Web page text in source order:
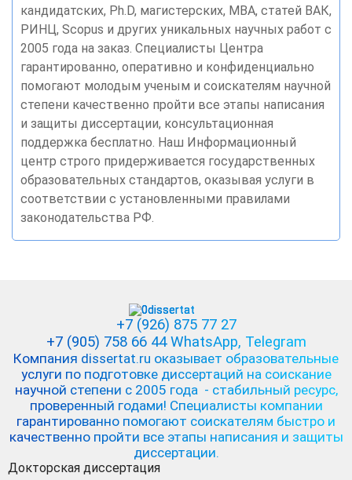
кандидатских, Ph.D, магистерских, MBA, статей ВАК,
РИНЦ, Scopus и других уникальных научных работ с
2005 года на заказ. Специалисты Центра
гарантированно, оперативно и конфиденциально
помогают молодым ученым и соискателям научной
степени качественно пройти все этапы написания
и защиты диссертации, консультационная
поддержка бесплатно. Наш Информационный
центр строго придерживается государственных
образовательных стандартов, оказывая услуги в
соответствии с установленными правилами
законодательства РФ.
+7 (926) 875 77 27
+7 (905) 758 66 44 WhatsApp, Telegram
Компания dissertat.ru оказывает образовательные
услуги по подготовке диссертаций на соискание
научной степени с 2005 года - стабильный ресурс,
проверенный годами! Специалисты компании
гарантированно помогают соискателям быстро и
качественно пройти все этапы написания и защиты
диссертации.
Докторская диссертация